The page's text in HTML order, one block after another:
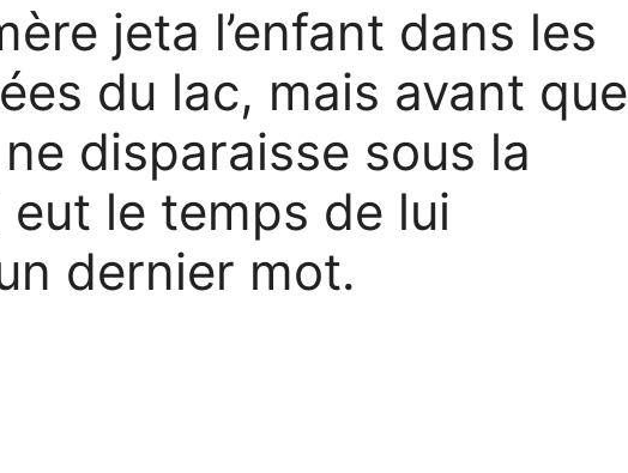
jeta l’enfant dans les
du lac, mais avant que
disparaisse sous la
le temps de lui
dernier mot.